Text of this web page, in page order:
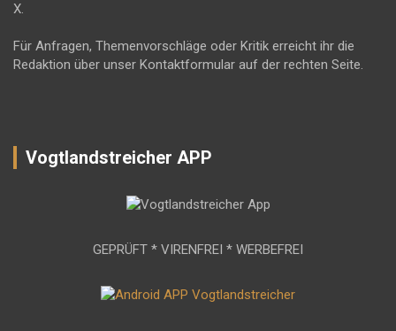
X.
Für Anfragen, Themenvorschläge oder Kritik erreicht ihr die
Redaktion über unser Kontaktformular auf der rechten Seite.
Vogtlandstreicher APP
GEPRÜFT * VIRENFREI * WERBEFREI